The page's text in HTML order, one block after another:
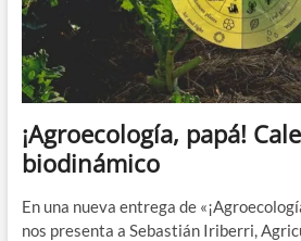
¡Agroecología, papá!
biodinámico
En una nueva entrega de
nos presenta a Sebastián Iriberri,